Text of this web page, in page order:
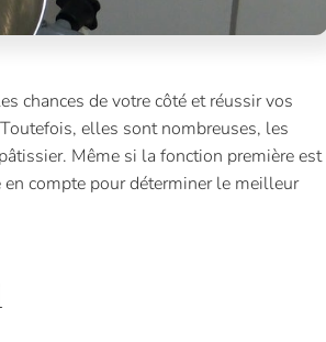
chances de votre côté et réussir vos
elles sont nombreuses, les
Même si la fonction première est
compte pour déterminer le meilleur